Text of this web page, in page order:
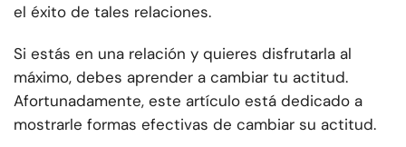
el éxito de tales relaciones.
Si estás en una relación y quieres disfrutarla al
máximo, debes aprender a cambiar tu actitud.
Afortunadamente, este artículo está dedicado a
mostrarle formas efectivas de cambiar su actitud.